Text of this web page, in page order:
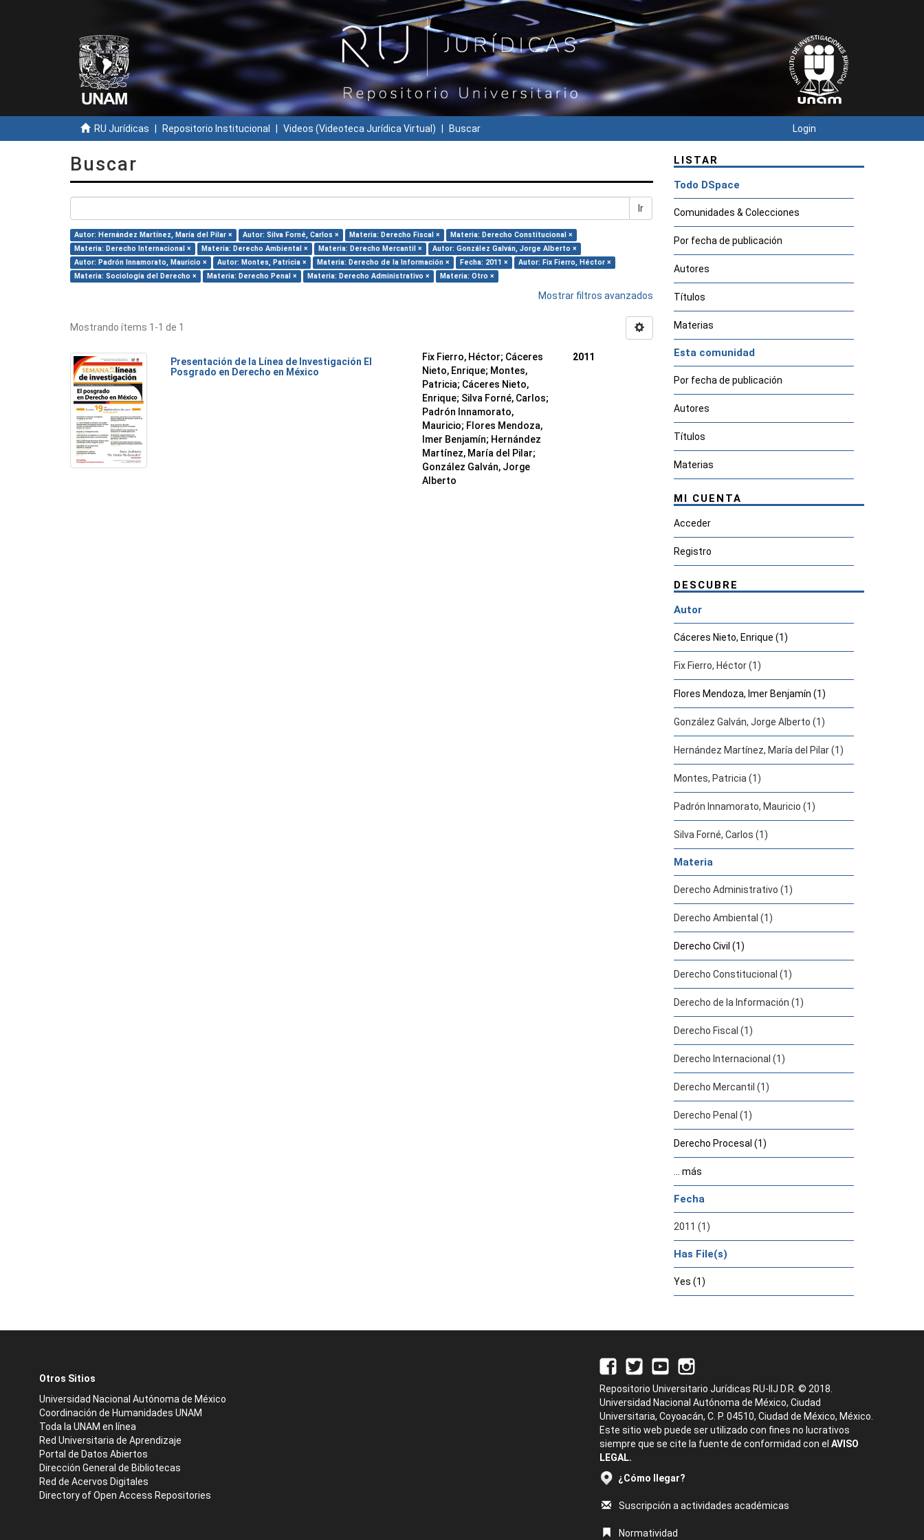
RU Jurídicas Repositorio Institucional Videos (Videoteca Jurídica Virtual) Buscar Login
Buscar
Ir
Autor: Hernández Martínez, María del Pilar × Autor: Silva Forné, Carlos × Materia: Derecho Fiscal ×
Materia: Derecho Constitucional ×
Materia: Derecho Internacional ×
Materia: Derecho Ambiental × Materia: Derecho Mercantil ×
Autor: González Galván, Jorge Alberto ×
Autor: Padrón Innamorato, Mauricio ×
Autor: Montes, Patricia × Materia: Derecho de la Información × Fecha: 2011 ×
Autor: Fix Fierro, Héctor ×
Materia: Sociología del Derecho ×
Materia: Derecho Penal × Materia: Derecho Administrativo × Materia: Otro ×
Mostrar filtros avanzados
Mostrando ítems 1-1 de 1
Presentación de la Línea de Investigación El
Posgrado en Derecho en México
Fix Fierro, Héctor; Cáceres
Nieto, Enrique; Montes,
Patricia; Cáceres Nieto,
Enrique; Silva Forné, Carlos;
Padrón Innamorato,
Mauricio; Flores Mendoza,
Imer Benjamín; Hernández
Martínez, María del Pilar;
González Galván, Jorge
Alberto
2011
LISTAR
Todo DSpace
Comunidades & Colecciones
Por fecha de publicación
Autores
Títulos
Materias
Esta comunidad
Por fecha de publicación
Autores
Títulos
Materias
MI CUENTA
Acceder
Registro
DESCUBRE
Autor
Cáceres Nieto, Enrique (1)
Fix Fierro, Héctor (1)
Flores Mendoza, Imer Benjamín (1)
González Galván, Jorge Alberto (1)
Hernández Martínez, María del Pilar (1)
Montes, Patricia (1)
Padrón Innamorato, Mauricio (1)
Silva Forné, Carlos (1)
Materia
Derecho Administrativo (1)
Derecho Ambiental (1)
Derecho Civil (1)
Derecho Constitucional (1)
Derecho de la Información (1)
Derecho Fiscal (1)
Derecho Internacional (1)
Derecho Mercantil (1)
Derecho Penal (1)
Derecho Procesal (1)
... más
Fecha
2011 (1)
Has File(s)
Yes (1)
Otros Sitios
Universidad Nacional Autónoma de México
Coordinación de Humanidades UNAM
Toda la UNAM en línea
Red Universitaria de Aprendizaje
Portal de Datos Abiertos
Dirección General de Bibliotecas
Red de Acervos Digitales
Directory of Open Access Repositories
Repositorio Universitario Jurídicas RU-IIJ D.R. © 2018.
Universidad Nacional Autónoma de México, Ciudad
Universitaria, Coyoacán, C. P. 04510, Ciudad de México, México.
Este sitio web puede ser utilizado con fines no lucrativos
siempre que se cite la fuente de conformidad con el AVISO
LEGAL.
¿Cómo llegar?
Suscripción a actividades académicas
Normatividad